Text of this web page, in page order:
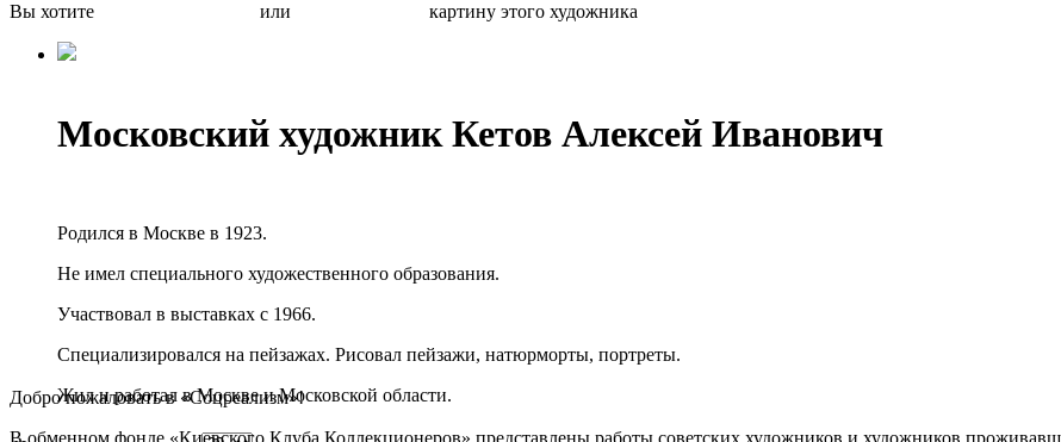
Вы хотите или картину этого художника
Московский художник Кетов Алексей Иванович
Родился в Москве в 1923.
Не имел специального художественного образования.
Участвовал в выставках с 1966.
Специализировался на пейзажах. Рисовал пейзажи, натюрморты, портреты.
Жил и работал в Москве и Московской области.
Добро пожаловать в «Соцреализм»!
В обменном фонде «Киевского Клуба Коллекционеров» представлены работы советских художников и художников